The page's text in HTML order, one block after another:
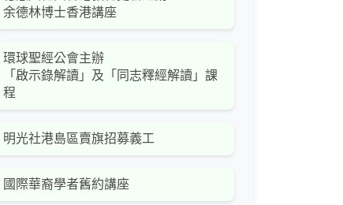
余德林博士香港講座
環球聖經公會主辦
「啟示錄解讀」及「同志釋經解讀」課
程
明光社港島區賣旗招募義工
國際華裔學者舊約講座